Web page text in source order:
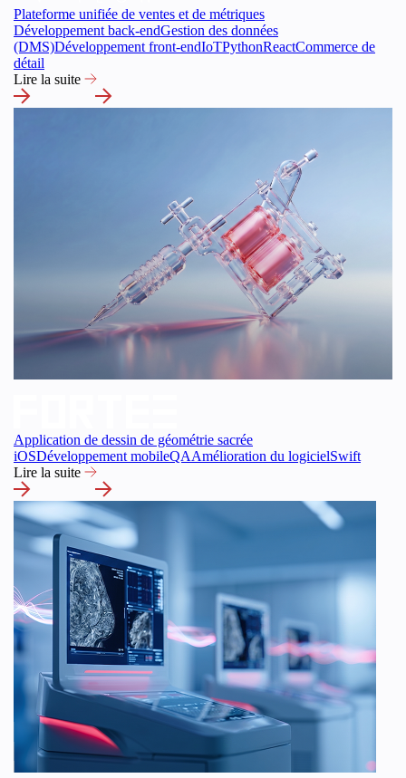
Plateforme unifiée de ventes et de métriques
Développement back-endGestion des données
(DMS)Développement front-endIoTPythonReactCommerce de
détail
Lire la suite
Application de dessin de géométrie sacrée
iOSDéveloppement mobileQAAmélioration du logicielSwift
Lire la suite